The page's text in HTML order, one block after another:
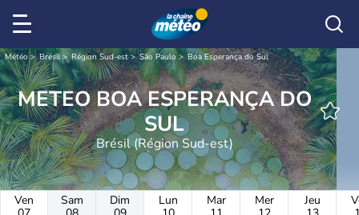
Météo Brésil Région Sud-est São Paulo Boa Esperança do Sul
METEO BOA ESPERANÇA DO
SUL
Brésil (Région Sud-est)
Ven
Sam
Dim
Lun
Mar
Mer
Jeu